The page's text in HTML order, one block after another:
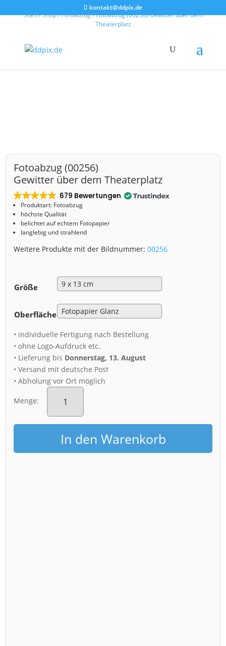
kontakt@ddpix.de
Start/Shop/Fotoabzug/ Fotoabzug (00256) Gewitter über dem
Theaterplatz
Fotoabzug (00256)
Gewitter über dem Theaterplatz
679 Bewertungen
Produktart: Fotoabzug
höchste Qualität
belichtet auf echtem Fotopapier
langlebig und strahlend
Weitere Produkte mit der Bildnummer:00256
Größe
Oberfläche
• individuelle Fertigung nach Bestellung
• ohne Logo-Aufdruck etc.
• Lieferung bis Donnerstag, 13. August
• Versand mit deutsche Post
• Abholung vor Ort möglich
Menge:
Fotoabzug
(00256)
über
dem
Theaterplatz
MengeIn den Warenkorb